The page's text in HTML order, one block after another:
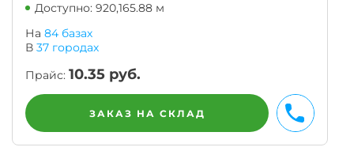
Доступно: 920,165.88 м
На 84 базах
В 37 городах
Прайс: 10.35 руб.
ЗАКАЗ НА СКЛАД